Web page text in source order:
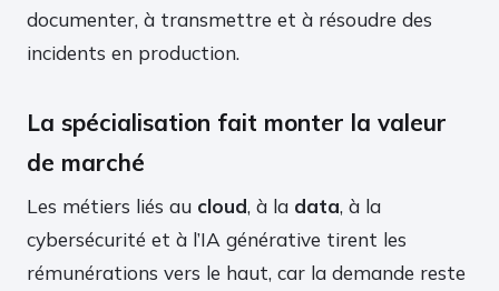
documenter, à transmettre et à résoudre des
incidents en production.
La spécialisation fait monter la valeur
de marché
Les métiers liés au cloud, à la data, à la
cybersécurité et à l’IA générative tirent les
rémunérations vers le haut, car la demande reste